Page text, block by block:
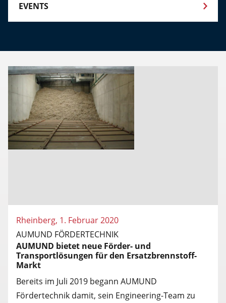
EVENTS
Rheinberg, 1. Februar 2020
AUMUND FÖRDERTECHNIK
AUMUND bietet neue Förder- und
Transportlösungen für den Ersatzbrennstoff-
Markt
Bereits im Juli 2019 begann AUMUND
Fördertechnik damit, sein Engineering-Team zu